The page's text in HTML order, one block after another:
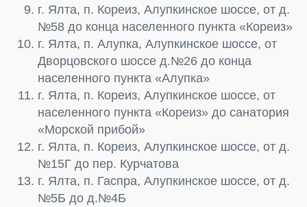
г. Ялта, п. Кореиз, Алупкинское шоссе, от д.
№58 до конца населенного пункта «Кореиз»
г. Ялта, п. Алупка, Алупкинское шоссе, от
Дворцовского шоссе д.№26 до конца
населенного пункта «Алупка»
г. Ялта, п. Кореиз, Алупкинское шоссе, от
населенного пункта «Кореиз» до санатория
«Морской прибой»
г. Ялта, п. Кореиз, Алупкинское шоссе, от д.
№15Г до пер. Курчатова
г. Ялта, п. Гаспра, Алупкинское шоссе, от д.
№5Б до д.№4Б